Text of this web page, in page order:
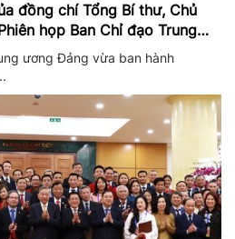
đồng chí Tổng Bí thư, Chủ
họp Ban Chỉ đạo Trung
57
ương Đảng vừa ban hành